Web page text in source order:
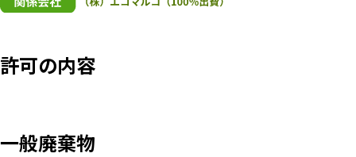
許可の内容
一般廃棄物